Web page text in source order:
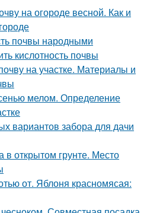
на огороде весной. Как и
почвы народными
кислотность почвы
на участке. Материалы и
мелом. Определение
вариантов забора для дачи
открытом грунте. Место
от. Яблоня красномясая: